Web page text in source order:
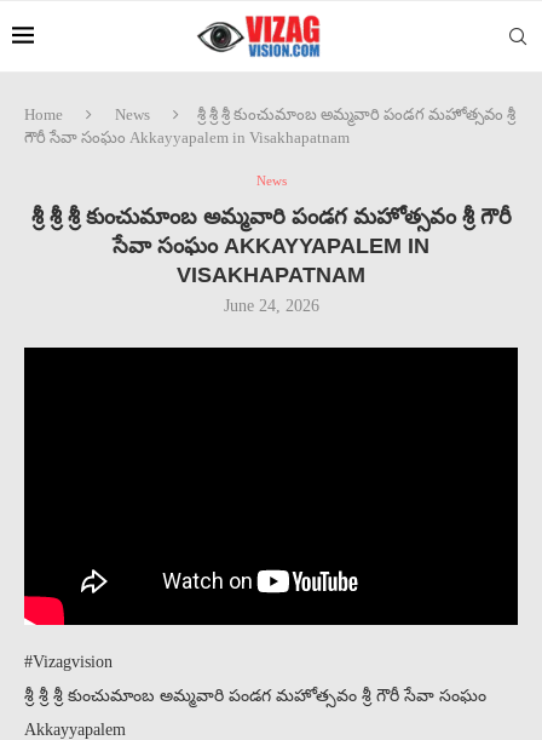
Home News
శ్రీ శ్రీ శ్రీ కుంచుమాంబ అమ్మవారి పండగ మహోత్సవం శ్రీ
గౌరీ సేవా సంఘం Akkayyapalem in Visakhapatnam
News
శ్రీ శ్రీ శ్రీ కుంచుమాంబ అమ్మవారి పండగ మహోత్సవం శ్రీ గౌరీ
సేవా సంఘం AKKAYYAPALEM IN
VISAKHAPATNAM
June 24, 2026
#Vizagvision
శ్రీ శ్రీ శ్రీ కుంచుమాంబ అమ్మవారి పండగ మహోత్సవం శ్రీ గౌరీ సేవా సంఘం
Akkayyapalem